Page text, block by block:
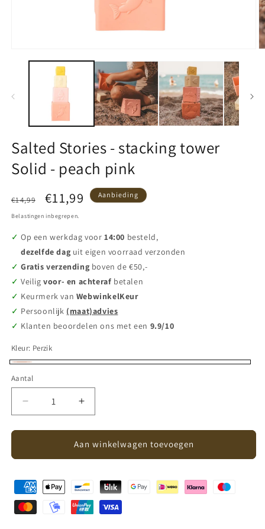
Salted Stories - stacking tower
Solid - peach pink
Normale
prijs
€14,99 Aanbiedingsprijs
€11,99 Aanbieding
Belastingen inbegrepen.
Op een werkdag voor 14:00 besteld,
dezelfde dag uit eigen voorraad verzonden
Gratis verzending boven de €50,-
Veiligvoor- en achteraf betalen
Keurmerk van WebwinkelKeur
Persoonlijk (maat)advies
Klanten beoordelen ons met een 9.9/10
Kleur: Perzik
Aantal
Aantal
Aantal
verlagen
voor
stacking
tower
Solid
-
Aantal
verhogen
voor
Salted
stacking
tower
Solid
-
Aan winkelwagen toevoegen